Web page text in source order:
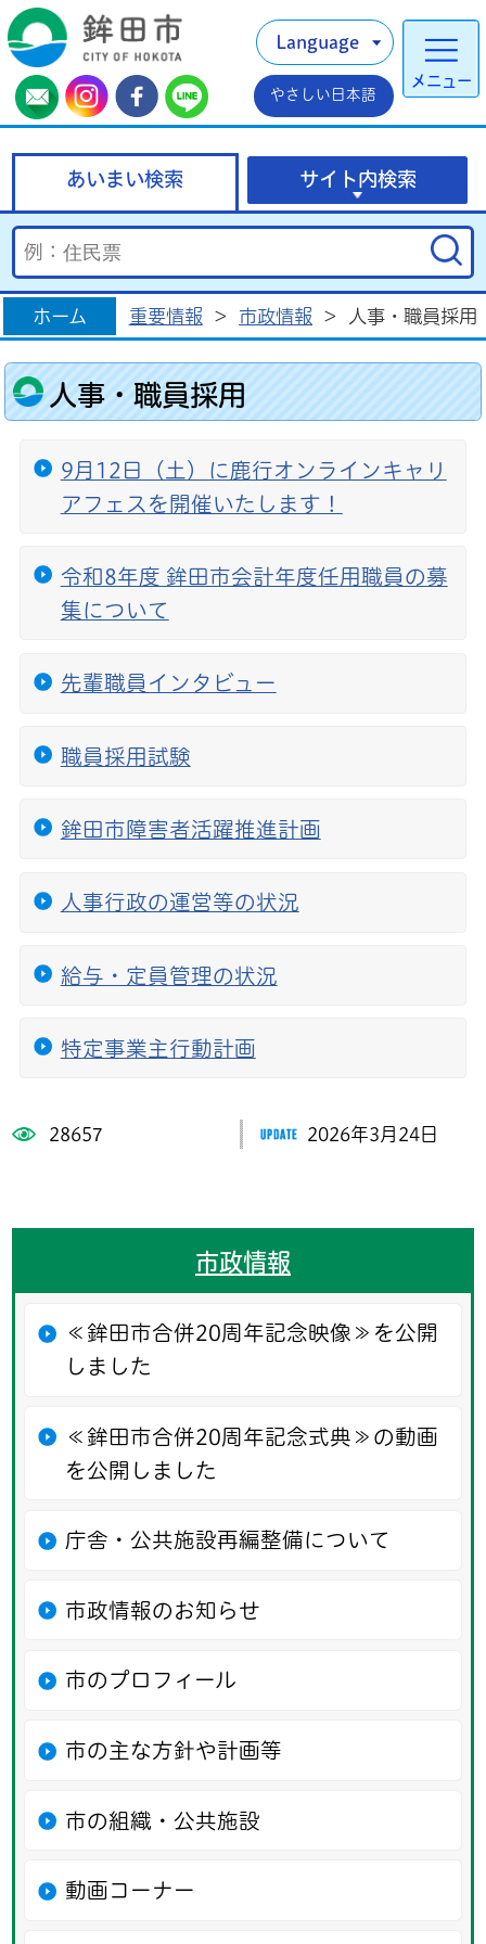
メニュー
Language
やさしい日本語
あいまい検索 サイト内検索
ホーム 重要情報 > 市政情報 > 人事・職員採用
人事・職員採用
9月12日（土）に鹿行オンラインキャリ
アフェスを開催いたします！
令和8年度 鉾田市会計年度任用職員の募
集について
先輩職員インタビュー
職員採用試験
鉾田市障害者活躍推進計画
人事行政の運営等の状況
給与・定員管理の状況
特定事業主行動計画
28657 2026年3月24日
市政情報
≪鉾田市合併20周年記念映像≫を公開
しました
≪鉾田市合併20周年記念式典≫の動画
を公開しました
庁舎・公共施設再編整備について
市政情報のお知らせ
市のプロフィール
市の主な方針や計画等
市の組織・公共施設
動画コーナー